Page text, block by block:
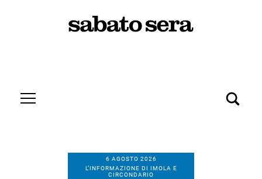
6 AGOSTO 2026
L’INFORMAZIONE DI IMOLA E
CIRCONDARIO